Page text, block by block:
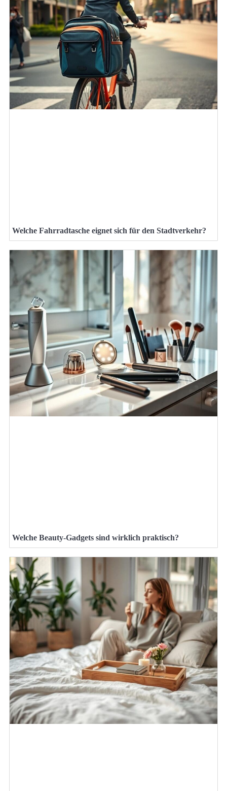
Welche Fahrradtasche eignet sich für den Stadtverkehr?
Welche Beauty-Gadgets sind wirklich praktisch?